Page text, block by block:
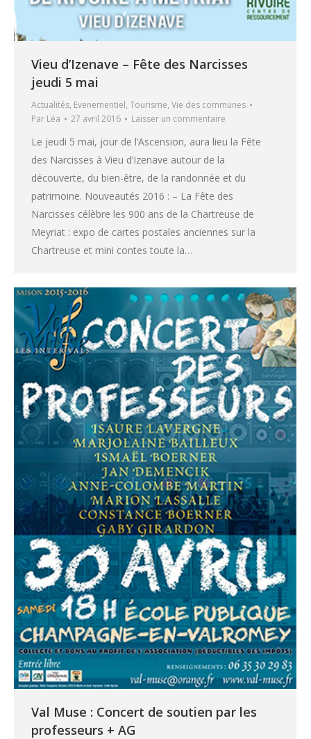
Vieu d’Izenave – Fête des Narcisses
jeudi 5 mai
Actualités, Evenementiel, Tourisme, Vie des communes
Par Léa 27 avril 2016 Laisser un commentaire
Le jeudi 5 mai, jour de l’Ascension, aura lieu la Fête
des Narcisses à Vieu d’Izenave autour de la
découverte, du bien-être, de la randonnée et du
patrimoine. Nouveautés 2016 : – La Fête des
Narcisses célèbre les 900 ans de la Chartreuse de
Meyriat : expo de cartes postales anciennes sur la
Chartreuse et mini contes toute la…
Val Muse : Concert de soutien par les
professeurs + AG